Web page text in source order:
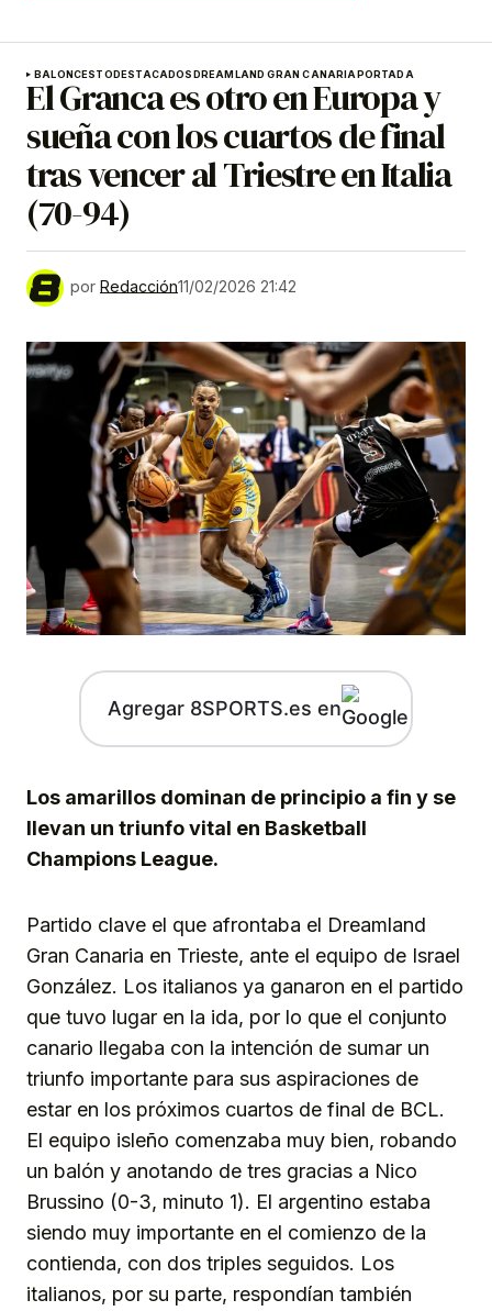
BALONCESTODESTACADOSDREAMLAND GRAN CANARIAPORTADA
El Granca es otro en Europa y
sueña con los cuartos de final
tras vencer al Triestre en Italia
(70-94)
por Redacción11/02/2026 21:42
Agregar 8SPORTS.es en
Los amarillos dominan de principio a fin y se
llevan un triunfo vital en Basketball
Champions League.
Partido clave el que afrontaba el Dreamland
Gran Canaria en Trieste, ante el equipo de Israel
González. Los italianos ya ganaron en el partido
que tuvo lugar en la ida, por lo que el conjunto
canario llegaba con la intención de sumar un
triunfo importante para sus aspiraciones de
estar en los próximos cuartos de final de BCL.
El equipo isleño comenzaba muy bien, robando
un balón y anotando de tres gracias a Nico
Brussino (0-3, minuto 1). El argentino estaba
siendo muy importante en el comienzo de la
contienda, con dos triples seguidos. Los
italianos, por su parte, respondían también